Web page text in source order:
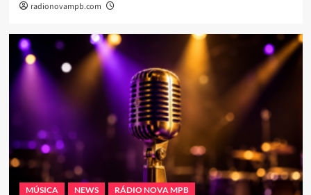
radionovampb.com
MÚSICA NEWS RÁDIO NOVA MPB